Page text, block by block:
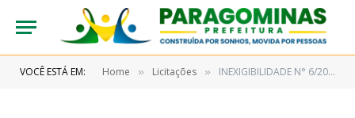
VOCÊ ESTÁ EM: Home » Licitações » INEXIGIBILIDADE N° 6/2022-00019 (CONTRATAÇÃO DE EMPRESA ESPECIALIZADA PARA PRESTAÇÃO DE ASSISTÊNCIA ANESTÉSICA AOS PACIENTES DO HOSPITAL MUNICIPAL DE PARAGOMINAS, 24 HORAS POR DIA, EM TODAS AS ESPECIALIADADES EM CIRURGIAS DE URGÊNCIA/EMERGÊNCIA E ELETIVAS)